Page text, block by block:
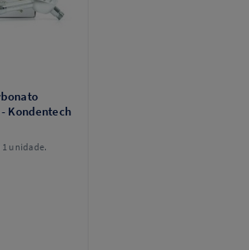
Kondentech
1 unidade.